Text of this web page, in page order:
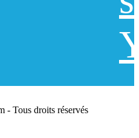
- Tous droits réservés